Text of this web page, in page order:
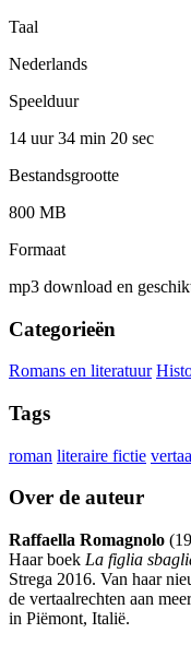
Taal
Nederlands
Speelduur
14 uur 34 min 20 sec
Bestandsgrootte
800 MB
Formaat
mp3 download en
Categorieën
Romans en literatuur
Tags
roman literaire fictie
Over de auteur
Raffaella Romagnolo
Haar boek La figlia
Strega 2016. Van haar
de vertaalrechten aan
in Piëmont, Italië.